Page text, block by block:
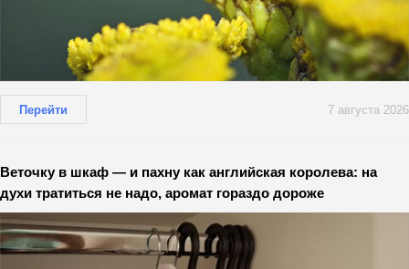
Перейти 7 августа 2026
Веточку в шкаф — и пахну как английская королева: на
духи тратиться не надо, аромат гораздо дороже